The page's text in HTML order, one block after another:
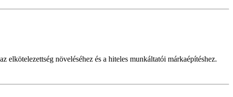
növeléséhez és a hiteles munkáltatói márkaépítéshez.